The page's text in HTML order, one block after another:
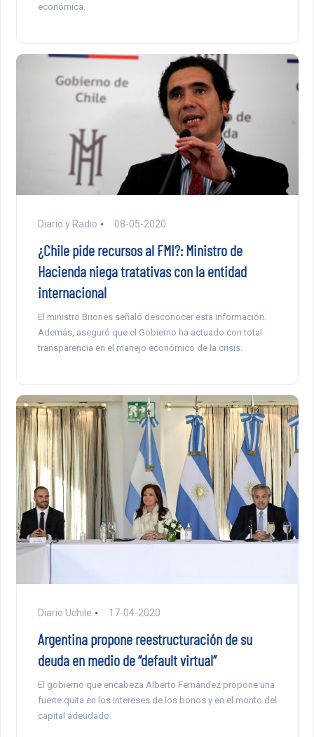
económica.
Diario y Radio 08-05-2020
¿Chile pide recursos al FMI?: Ministro de
Hacienda niega tratativas con la entidad
internacional
El ministro Briones señaló desconocer esta información.
Además, aseguró que el Gobierno ha actuado con total
transparencia en el manejo económico de la crisis.
Diario Uchile 17-04-2020
Argentina propone reestructuración de su
deuda en medio de “default virtual”
El gobierno que encabeza Alberto Fernández propone una
fuerte quita en los intereses de los bonos y en el monto del
capital adeudado.